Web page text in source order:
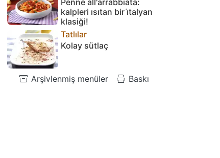
kalpleri ısıtan bir i̇talyan
klasiği!
Tatlılar
Kolay sütlaç
Arşivlenmiş menüler Baskı